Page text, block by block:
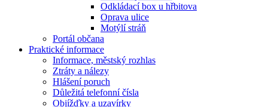
Odkládací box u hřbitova
Oprava ulice
Motýlí stráň
Portál občana
Praktické informace
Informace, městský rozhlas
Ztráty a nálezy
Hlášení poruch
Důležitá telefonní čísla
Objížďky a uzavírky